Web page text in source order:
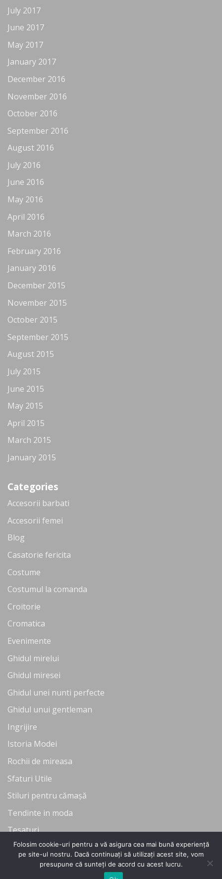
July 2017
June 2017
May 2017
January 2017
December 2016
November 2016
October 2016
September 2016
August 2016
July 2016
June 2016
May 2016
April 2016
March 2016
February 2016
January 2016
December 2015
November 2015
October 2015
September 2015
August 2015
July 2015
June 2015
May 2015
April 2015
March 2015
January 2015
Categories
Accesorii barbati
Accesorii femei
Blog
Casatorie fericita
Costume
Costumul la comanda
Croitorie
Cromatica
Evenimente
Ghidul mirelui
Ghidul miresei
Ghidul unei nunti perfecte
Ghidul unui gentleman
Ingrijire
Istoria Modei
Rochii de mireasa
Sfaturi Utile
Stiluri pentru cămașă
Tendinte in moda
Tesaturi
Uncategorized
Folosim cookie-uri pentru a vă asigura cea mai bună experiență
pe site-ul nostru. Dacă continuați să utilizați acest site, vom
presupune că sunteți de acord cu acest lucru.